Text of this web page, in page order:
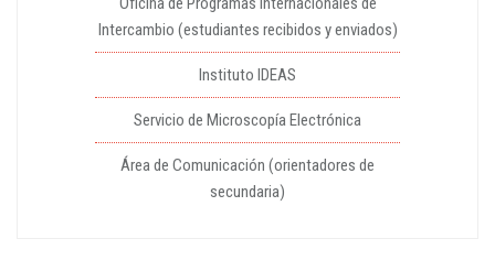
Intercambio (estudiantes recibidos y enviados)
Instituto IDEAS
Servicio de Microscopía Electrónica
Área de Comunicación (orientadores de
secundaria)